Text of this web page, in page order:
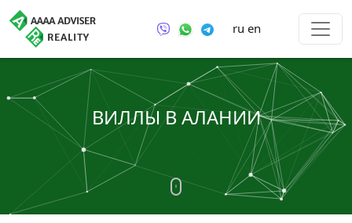
ru en
ВИЛЛЫ В АЛАНИИ